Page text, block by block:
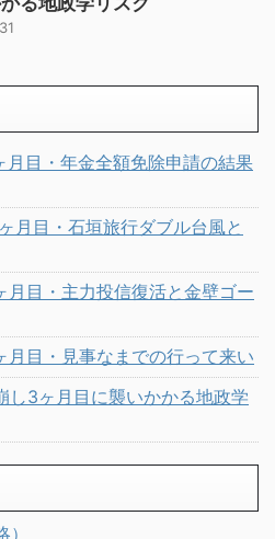
目・年金全額免除申請の結果
月目・石垣旅行ダブル台風と
目・主力投信復活と金壁ゴー
目・見事なまでの行って来い
し3ヶ月目に襲いかかる地政学